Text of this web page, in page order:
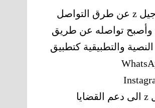
استغنى جيل z عن طرق التواصل
وأصبح تواصله عن طريق
والتطبيقية كتطبيق
يميل جيل z الى دعم القضايا